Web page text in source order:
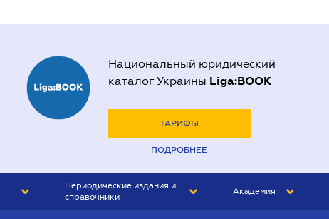
Национальный юридический
каталог Украины Liga:BOOK
ТАРИФЫ
ПОДРОБНЕЕ
Периодические издания и
справочники
Академия